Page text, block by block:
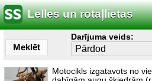
Lelles un rotaļlietas
Meklēt
Darījuma veids:
Motocikls izgatavots no